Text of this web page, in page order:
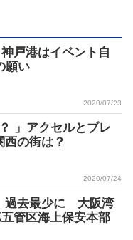
戸港はイベント自
願い
2020/07/23
」アクセルとブレ
の街は？
2020/07/24
過去最少に 大阪湾
管区海上保安本部